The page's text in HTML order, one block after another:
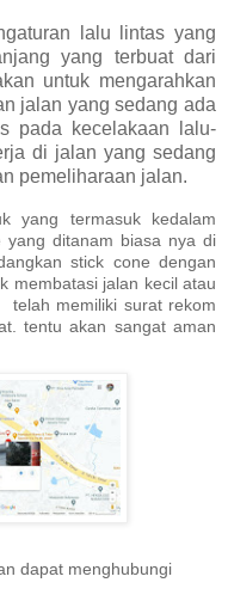
lalu lintas yang
yang terbuat dari
untuk mengarahkan
jalan yang sedang ada
pada kecelakaan lalu-
di jalan yang sedang
pemeliharaan jalan.
yang termasuk kedalam
yang ditanam biasa nya di
stick cone dengan
membatasi jalan kecil atau
memiliki surat rekom
tentu akan sangat aman
dapat menghubungi